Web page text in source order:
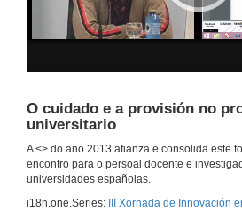
O cuidado e a provisión no
universitario
A <> do ano 2013 afianza e consolida este
encontro para o persoal docente e
universidades españolas.
i18n.one.Series:
III Xornada de Innovación
Quenda de
13 de dec. de 2013